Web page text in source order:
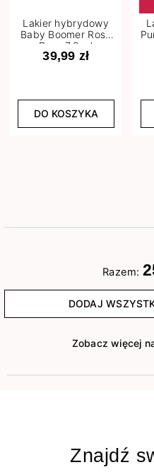
Lakier hybrydowy
Baby Boomer Rose
Base 7,2 ml
39,99 zł
DO KOSZYKA
Razem:
DODAJ
Zobacz więcej
Znajdź